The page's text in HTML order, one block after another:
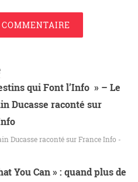
qui Font l’Info » – Le
Ducasse raconté sur
Ducasse raconté sur France Info -
You Can » : quand plus de